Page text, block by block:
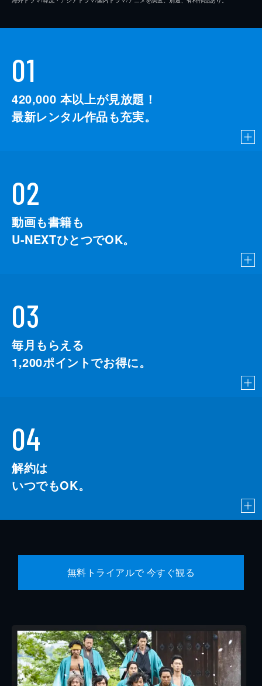
01
420,000 本以上が見放題！
最新レンタル作品も充実。
02
動画も書籍も
U-NEXTひとつでOK。
03
毎月もらえる
1,200ポイントでお得に。
04
解約は
いつでもOK。
無料トライアルで 今すぐ観る